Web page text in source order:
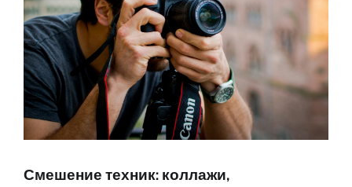
Смешение техник: коллажи,